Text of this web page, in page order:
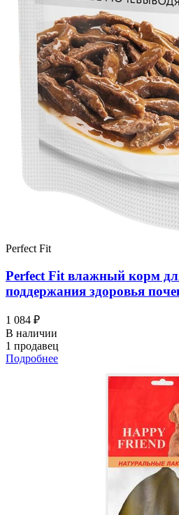
Perfect Fit
Perfect Fit влажный корм
поддержания здоровья
1 084 ₽
В наличии
1 продавец
Подробнее